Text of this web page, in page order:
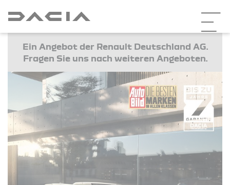
Ein Angebot der Renault Deutschland AG.
Fragen Sie uns nach weiteren Angeboten.